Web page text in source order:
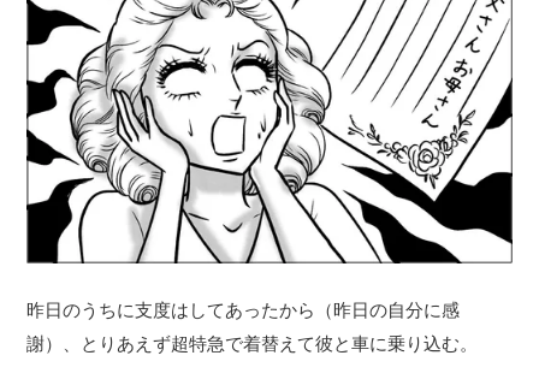
昨日のうちに支度はしてあったから（昨日の自分に感
謝）、とりあえず超特急で着替えて彼と車に乗り込む。